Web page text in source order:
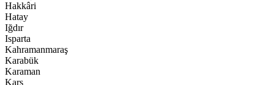
Hakkâri
Hatay
Iğdır
Isparta
Kahramanmaraş
Karabük
Karaman
Kars